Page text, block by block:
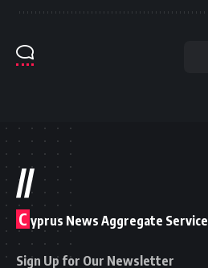
//
C yprus News Aggregate Service
Sign Up for Our Newsletter